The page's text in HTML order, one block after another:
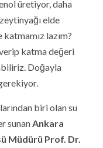
üretiyor, daha
elde
lazım?
katma değeri
Doğayla
biri olan su
sunan Ankara
Müdürü Prof. Dr.